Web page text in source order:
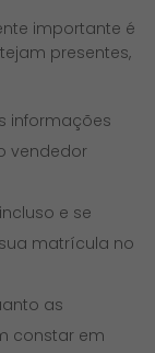
importante é
presentes,
informações
vendedor
e se
matrícula no
as
constar em